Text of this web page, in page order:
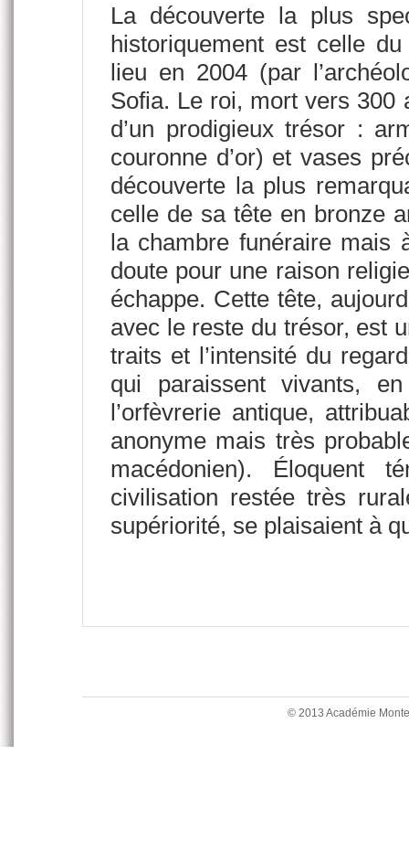
La découverte la plus
historiquement est celle
lieu en 2004 (par
Sofia. Le roi, mort vers 300
d’un prodigieux trésor :
couronne d’or) et vases
découverte la plus
celle de sa tête en bronze
la chambre funéraire mais
doute pour une raison
échappe. Cette tête,
avec le reste du trésor, est
traits et l’intensité du
qui paraissent vivants,
l’orfèvrerie antique,
anonyme mais très
macédonien). Éloquent
civilisation restée très
supériorité, se plaisaient à
© 2013 Académie